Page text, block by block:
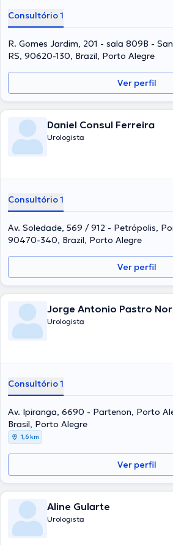
Consultório 1
R. Gomes Jardim, 201 - sala 809B -
RS, 90620-130, Brazil, Porto Alegre
Ver perfil
Daniel Consul Ferreira
Urologista
Consultório 1
Av. Soledade, 569 / 912 - Petrópolis,
90470-340, Brazil, Porto Alegre
Ver perfil
Jorge Antonio Pastro
Urologista
Consultório 1
Av. Ipiranga, 6690 - Partenon, Porto
Brasil, Porto Alegre
1,6 km
Ver perfil
Aline Gularte
Urologista